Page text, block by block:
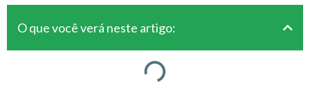
O que você verá neste artigo: